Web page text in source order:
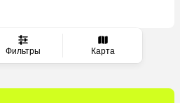
Фильтры Карта